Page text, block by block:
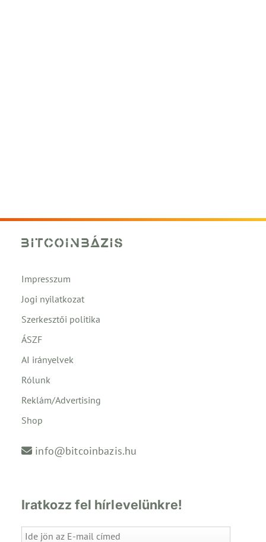
Impresszum
Jogi nyilatkozat
Szerkesztői politika
ÁSZF
AI irányelvek
Rólunk
Reklám/Advertising
Shop
info@bitcoinbazis.hu
Iratkozz fel hírlevelünkre!